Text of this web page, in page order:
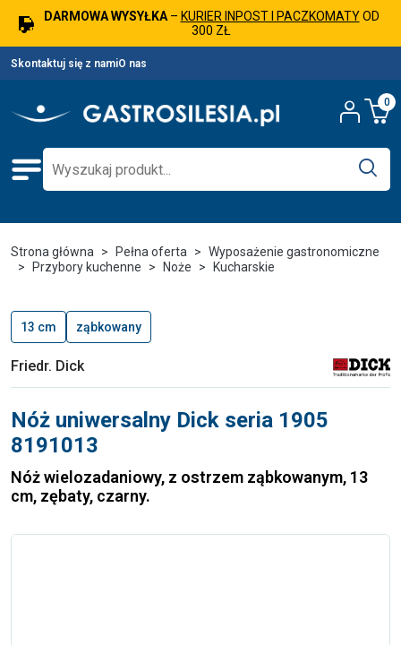
DARMOWA WYSYŁKA– KURIER INPOST I PACZKOMATYOD
300 ZŁ
Skontaktuj się z namiO nas
0
Strona główna Pełna oferta
Wyposażenie gastronomiczne
Przybory kuchenne
Noże Kucharskie
13 cm ząbkowany
Friedr. Dick
Nóż uniwersalny Dick seria 1905
8191013
Nóż wielozadaniowy, z ostrzem ząbkowanym, 13
cm, zębaty, czarny.